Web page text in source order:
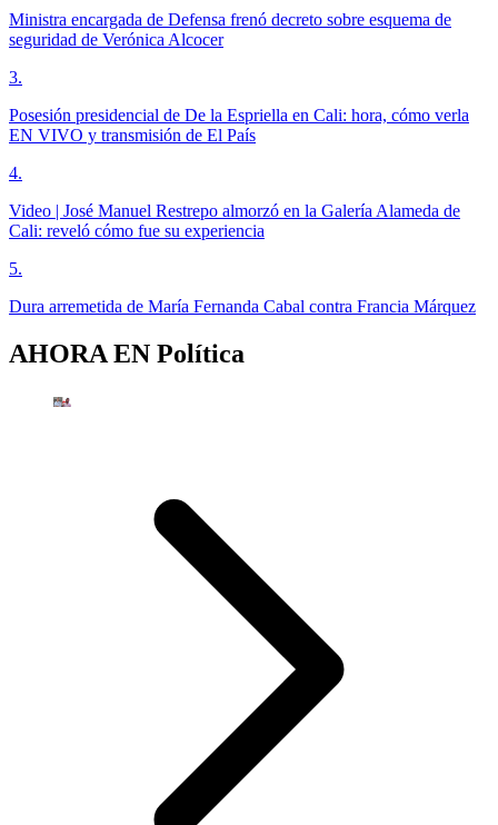
Ministra encargada de Defensa frenó decreto sobre esquema de
seguridad de Verónica Alcocer
3.
Posesión presidencial de De la Espriella en Cali: hora, cómo verla
EN VIVO y transmisión de El País
4.
Video | José Manuel Restrepo almorzó en la Galería Alameda de
Cali: reveló cómo fue su experiencia
5.
Dura arremetida de María Fernanda Cabal contra Francia Márquez
AHORA EN Política